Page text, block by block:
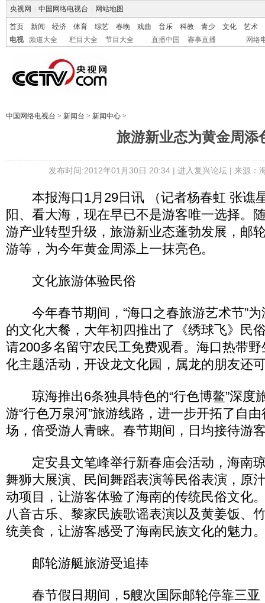
央视网 中国网络电视台 网站地图
首页 新闻 经济 体育 综艺 春晚 戏曲 音乐 科教 青少 文化
艺术
电视
频道大全 栏目大全 节目大全 直播中国 赛事直播 网络
中国网络电视台 > 新闻台 > 新闻中心 >
旅游新业态为黄金周添
发布时间:2012年01月30日 20:34 | 进入复兴论坛| 来源：
本报海口1月29日讯 （记者杨春虹 张谯
阳、看大海，现在早已不是游客唯一选择。
游产业转型升级，旅游新业态蓬勃发展，邮
游等，为今年黄金周添上一抹亮色。
文化旅游体验民俗
今年春节期间，“海口之春旅游艺术节”为
的文化大餐，大年初四推出了《绣球飞》民
请200多名留守农民工免费观看。海口热带
化主题活动，开设龙文化园，属龙的朋友还
琼海推出6条独具特色的“行色博鳌”深度
游“行色万泉河”旅游线路，进一步开拓了自
场，倍受游人青睐。春节期间，日均接待游
定安县文笔峰举行新春庙会活动，海南
舞狮大展演、民间舞蹈表演等民俗表演，原
动项目，让游客体验了海南的传统民俗文化
八音古乐、黎家民族歌谣表演以及黄姜饭、
统美食，让游客感受了海南民族文化的魅力
邮轮游艇旅游受追捧
春节假日期间，5艘次国际邮轮停靠三亚